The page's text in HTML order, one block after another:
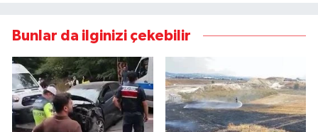
Bunlar da ilginizi çekebilir